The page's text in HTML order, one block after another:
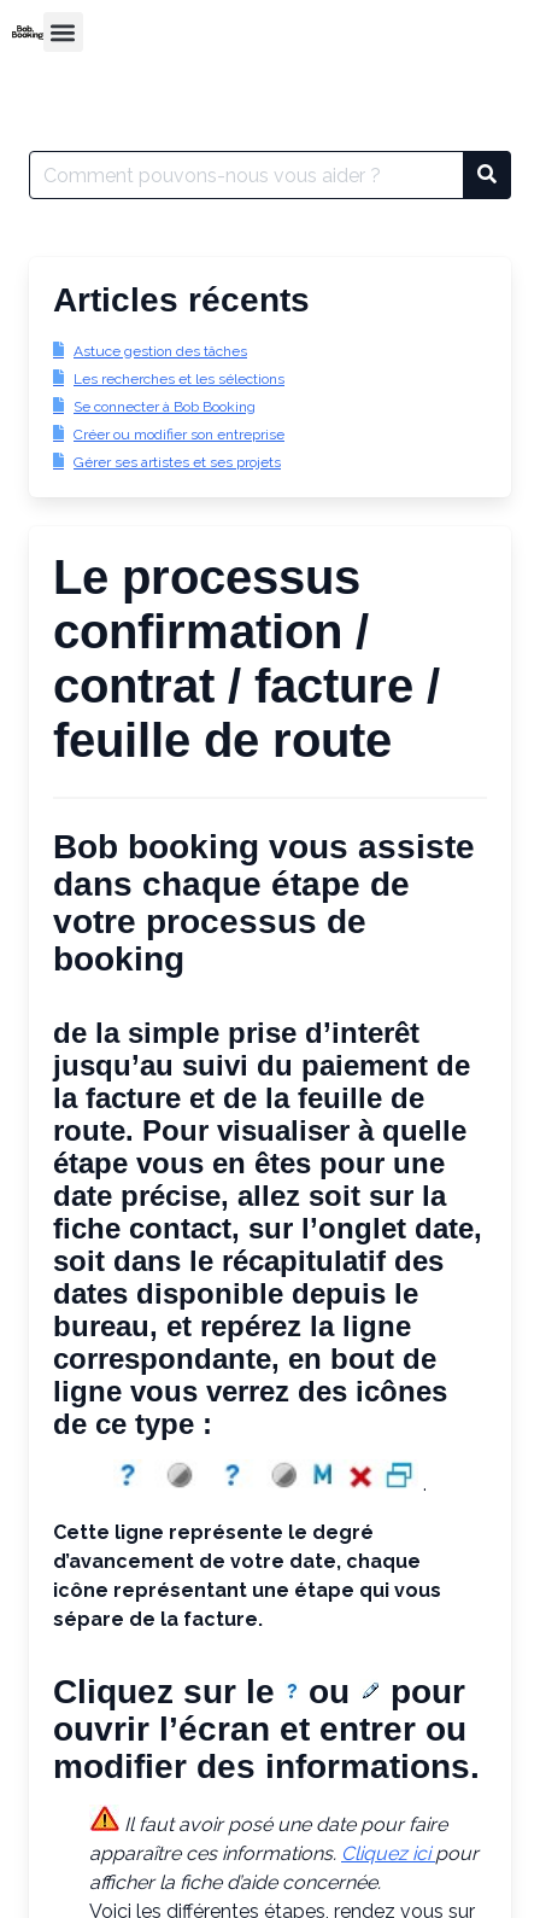
Articles récents
Astuce gestion des tâches
Les recherches et les sélections
Se connecter à Bob Booking
Créer ou modifier son entreprise
Gérer ses artistes et ses projets
Le processus
confirmation /
contrat / facture /
feuille de route
Bob booking vous assiste
dans chaque étape de
votre processus de
booking
de la simple prise d’interêt
jusqu’au suivi du paiement de
la facture et de la feuille de
route. Pour visualiser à quelle
étape vous en êtes pour une
date précise, allez soit sur la
fiche contact, sur l’onglet date,
soit dans le récapitulatif des
dates disponible depuis le
bureau, et repérez la ligne
correspondante, en bout de
ligne vous verrez des icônes
de ce type :
.
Cette ligne représente le degré
d’avancement de votre date, chaque
icône représentant une étape qui vous
sépare de la facture.
Cliquez sur le ou
pour
ouvrir l’écran et entrer ou
modifier des informations.
Il faut avoir posé une date pour faire
apparaître ces informations. Cliquez icipour
afficher la fiche d’aide concernée.
Voici les différentes étapes, rendez vous sur